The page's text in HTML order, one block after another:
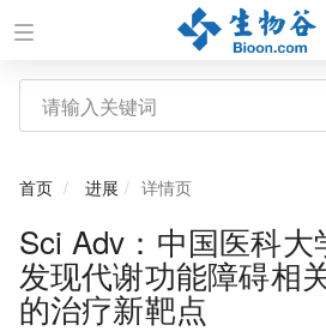
首页 进展 详情页
Sci Adv：中国医科
发现代谢功能障碍相
的治疗新靶点